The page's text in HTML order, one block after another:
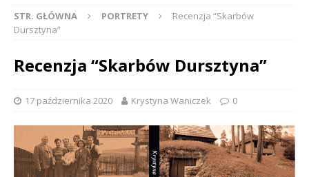
STR. GŁÓWNA PORTRETY
Recenzja “Skarbów
Dursztyna”
Recenzja “Skarbów Dursztyna”
17 października 2020 Krystyna Waniczek 0